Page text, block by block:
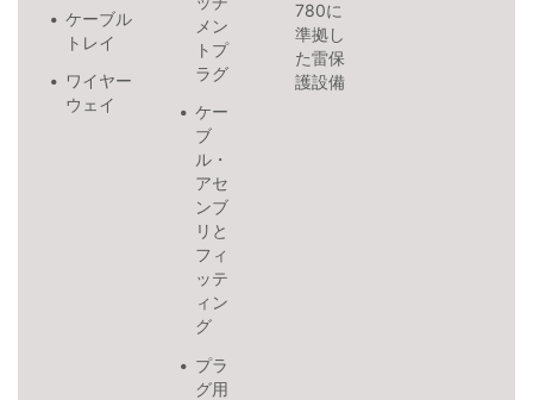
ケーブル
トレイ
ワイヤー
ウェイ
メン
トプ
ラグ
ケー
ブ
ル・
アセ
ンブ
リと
フィ
ッテ
ィン
グ
プラ
グ用
780に
準拠し
た雷保
護設備